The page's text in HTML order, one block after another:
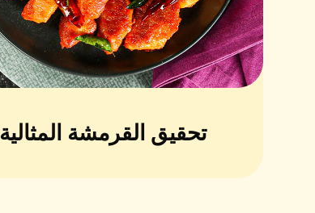
تحقيق القرمشة المثالية